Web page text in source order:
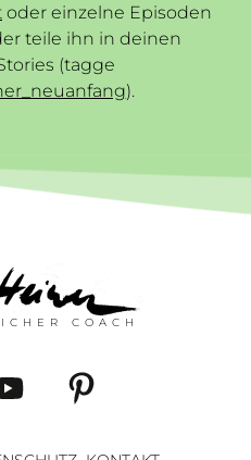
oder einzelne Episoden
teile ihn in deinen
(tagge
).
COACH